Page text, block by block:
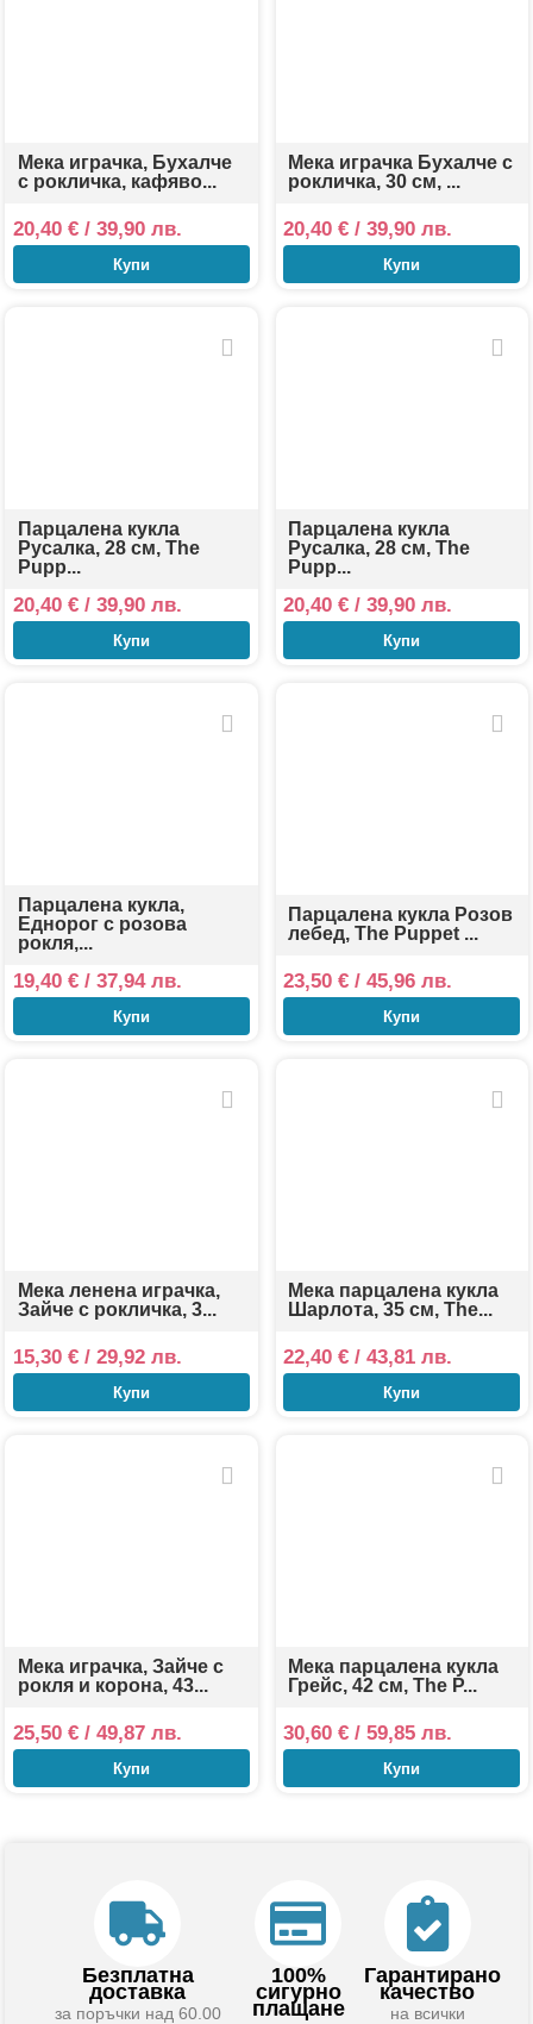
Мека играчка, Бухалче
с рокличка, кафяво...
20,40 €/ 39,90 лв.
Купи
Мека играчка Бухалче с
рокличка, 30 см, ...
20,40 €/ 39,90 лв.
Купи
Парцалена кукла
Русалка, 28 см, The
Pupp...
20,40 €/ 39,90 лв.
Купи
Парцалена кукла
Русалка, 28 см, The
Pupp...
20,40 €/ 39,90 лв.
Купи
Парцалена кукла,
Еднорог с розова
рокля,...
19,40 €/ 37,94 лв.
Купи
Парцалена кукла Розов
лебед, The Puppet ...
23,50 €/ 45,96 лв.
Купи
Мека ленена играчка,
Зайче с рокличка, 3...
15,30 €/ 29,92 лв.
Купи
Мека парцалена кукла
Шарлота, 35 см, The...
22,40 €/ 43,81 лв.
Купи
Мека играчка, Зайче с
рокля и корона, 43...
25,50 €/ 49,87 лв.
Купи
Мека парцалена кукла
Грейс, 42 см, The P...
30,60 €/ 59,85 лв.
Купи
Безплатна
доставка
за поръчки над 60.00
100%
сигурно
плащане
Гарантирано
качество
на всички